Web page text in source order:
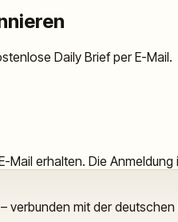
Daily Brief per E-Mail.
Mail erhalten. Die
verbunden mit der